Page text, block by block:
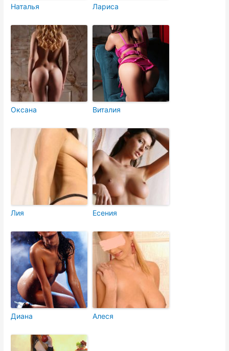
Наталья Лариса
Оксана Виталия
Лия Есения
Диана Алеся